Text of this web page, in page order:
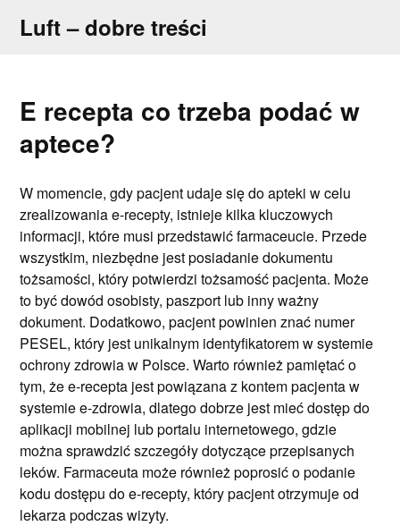
Luft – dobre treści
E recepta co trzeba podać w
aptece?
W momencie, gdy pacjent udaje się do apteki w celu
zrealizowania e-recepty, istnieje kilka kluczowych
informacji, które musi przedstawić farmaceucie. Przede
wszystkim, niezbędne jest posiadanie dokumentu
tożsamości, który potwierdzi tożsamość pacjenta. Może
to być dowód osobisty, paszport lub inny ważny
dokument. Dodatkowo, pacjent powinien znać numer
PESEL, który jest unikalnym identyfikatorem w systemie
ochrony zdrowia w Polsce. Warto również pamiętać o
tym, że e-recepta jest powiązana z kontem pacjenta w
systemie e-zdrowia, dlatego dobrze jest mieć dostęp do
aplikacji mobilnej lub portalu internetowego, gdzie
można sprawdzić szczegóły dotyczące przepisanych
leków. Farmaceuta może również poprosić o podanie
kodu dostępu do e-recepty, który pacjent otrzymuje od
lekarza podczas wizyty.